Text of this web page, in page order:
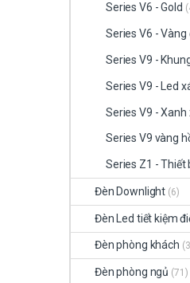
Series V6 - Gold
Series V6 - Vàng
Series V9 -
Series V9 - Led
Series V9 - Xanh
Series V9 vàng
Series Z1 - Thiết
Đèn Downlight (6)
Đèn Led tiết kiệm
Đèn phòng khách
Đèn phòng ngủ (71)